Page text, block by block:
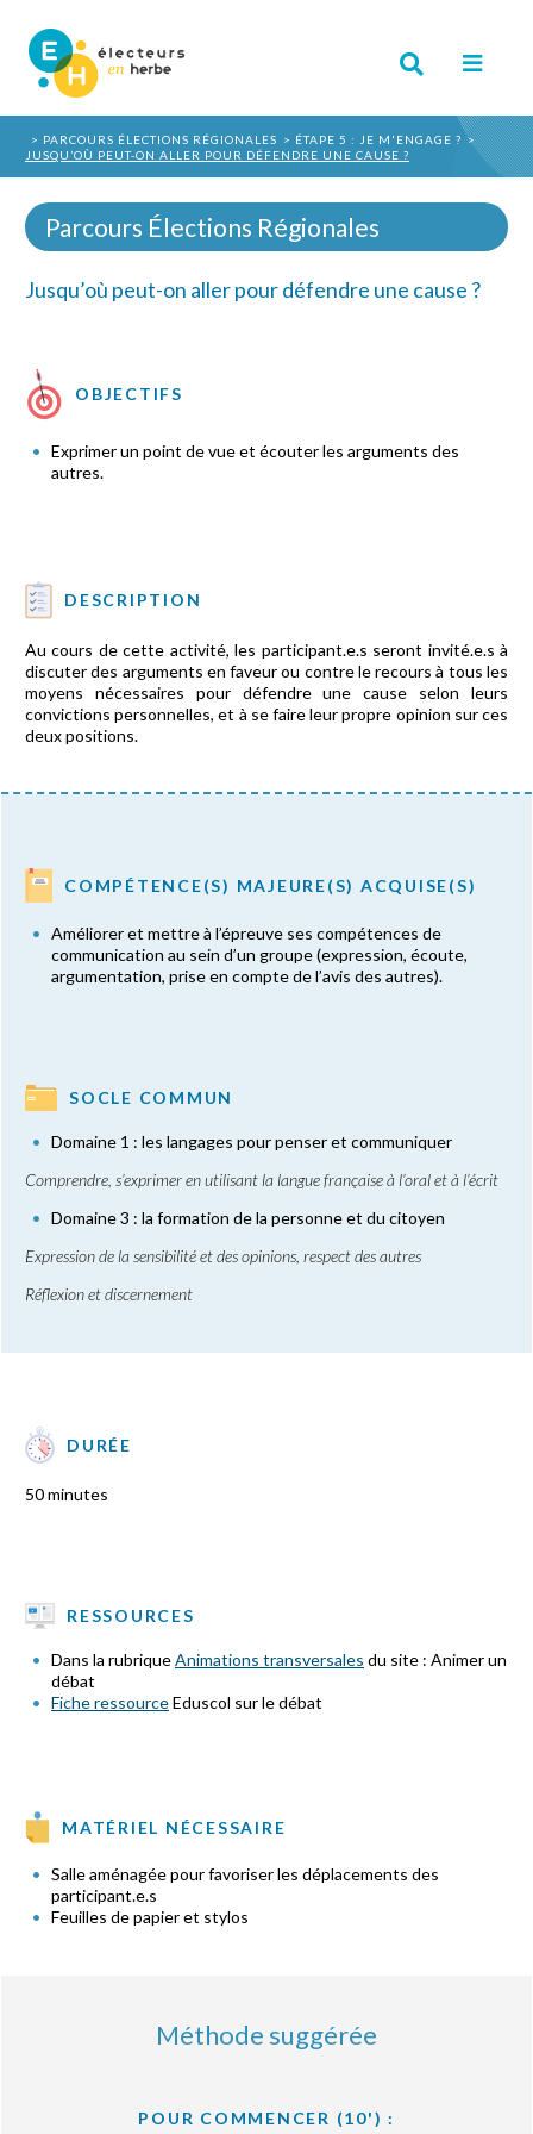
PARCOURS ÉLECTIONS RÉGIONALES
ÉTAPE 5 : JE M'ENGAGE ?
JUSQU’OÙ PEUT-ON ALLER POUR DÉFENDRE UNE CAUSE ?
Parcours Élections Régionales
Jusqu’où peut-on aller pour défendre une cause ?
OBJECTIFS
Exprimer un point de vue et écouter les arguments des
autres.
DESCRIPTION
Au cours de cette activité, les participant.e.s seront invité.e.s à
discuter des arguments en faveur ou contre le recours à tous les
moyens nécessaires pour défendre une cause selon leurs
convictions personnelles, et à se faire leur propre opinion sur ces
deux positions.
COMPÉTENCE(S) MAJEURE(S) ACQUISE(S)
Améliorer et mettre à l’épreuve ses compétences de
communication au sein d’un groupe (expression, écoute,
argumentation, prise en compte de l’avis des autres).
SOCLE COMMUN
Domaine 1 : les langages pour penser et communiquer
Comprendre, s’exprimer en utilisant la langue française à l’oral et à l’écrit
Domaine 3 : la formation de la personne et du citoyen
Expression de la sensibilité et des opinions, respect des autres
Réflexion et discernement
DURÉE
50 minutes
RESSOURCES
Dans la rubriqueAnimations transversales du site : Animer un
débat
Fiche ressourceEduscol sur le débat
MATÉRIEL NÉCESSAIRE
Salle aménagée pour favoriser les déplacements des
participant.e.s
Feuilles de papier et stylos
Méthode suggérée
POUR COMMENCER (10') :